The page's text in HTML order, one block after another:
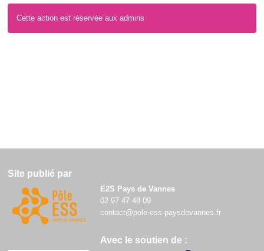
Cette action est réservée aux admins
Site publié par
E2S Pays de Vannes
02 97 47 48 09
contact@pole-ess-paysdevannes.fr
Avec le soutien de :